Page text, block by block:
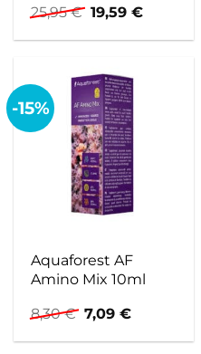
25,95€ Ursprünglicher
Preis
war:
19,59€Aktueller
ist:
-15%
Aquaforest AF
Amino Mix 10ml
8,30€ Ursprünglicher
Preis
war:
7,09€Aktueller
ist: